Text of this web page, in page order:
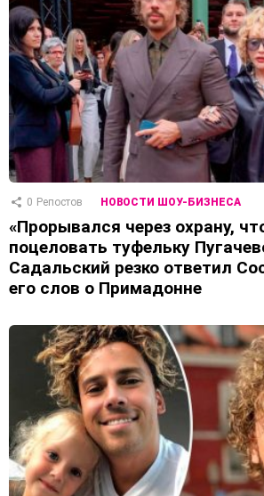
0 Репостов НОВОСТИ ШОУ-БИЗНЕСА
«Прорывался через охрану,
поцеловать туфельку
Садальский резко ответил
его слов о Примадонне